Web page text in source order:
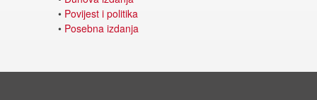
• Povijest i politika
• Posebna izdanja